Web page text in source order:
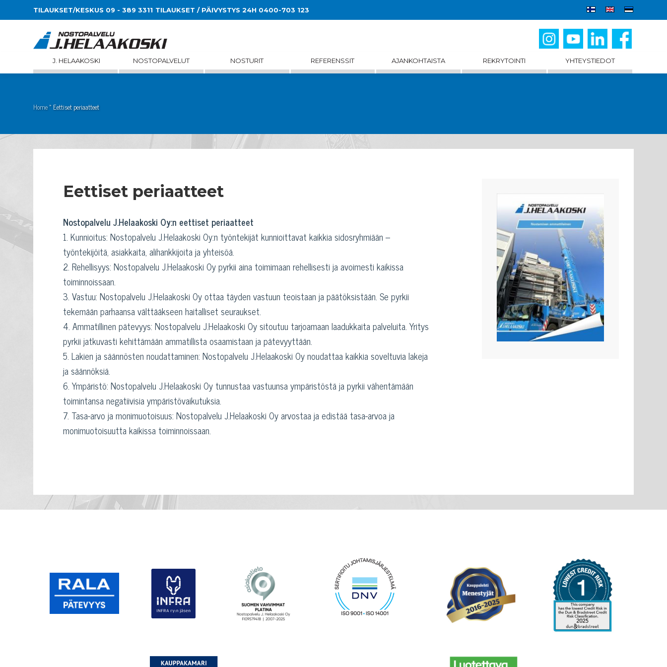
TILAUKSET/KESKUS 09 - 389 3311 TILAUKSET / PÄIVYSTYS 24H 0400-703 123
J. HELAAKOSKI NOSTOPALVELUT NOSTURIT REFERENSSIT AJANKOHTAISTA REKRYTOINTI YHTEYSTIEDOT
Home»Eettiset periaatteet
Eettiset periaatteet
Nostopalvelu J.Helaakoski Oy:n eettiset periaatteet
1. Kunnioitus: Nostopalvelu J.Helaakoski Oy:n työntekijät kunnioittavat kaikkia sidosryhmiään –
työntekijöitä, asiakkaita, alihankkijoita ja yhteisöä.
2. Rehellisyys: Nostopalvelu J.Helaakoski Oy pyrkii aina toimimaan rehellisesti ja avoimesti kaikissa
toiminnoissaan.
3. Vastuu: Nostopalvelu J.Helaakoski Oy ottaa täyden vastuun teoistaan ja päätöksistään. Se pyrkii
tekemään parhaansa välttääkseen haitalliset seuraukset.
4. Ammatillinen pätevyys: Nostopalvelu J.Helaakoski Oy sitoutuu tarjoamaan laadukkaita palveluita. Yritys
pyrkii jatkuvasti kehittämään ammatillista osaamistaan ja pätevyyttään.
5. Lakien ja säännösten noudattaminen: Nostopalvelu J.Helaakoski Oy noudattaa kaikkia soveltuvia lakeja
ja säännöksiä.
6. Ympäristö: Nostopalvelu J.Helaakoski Oy tunnustaa vastuunsa ympäristöstä ja pyrkii vähentämään
toimintansa negatiivisia ympäristövaikutuksia.
7. Tasa-arvo ja monimuotoisuus: Nostopalvelu J.Helaakoski Oy arvostaa ja edistää tasa-arvoa ja
monimuotoisuutta kaikissa toiminnoissaan.